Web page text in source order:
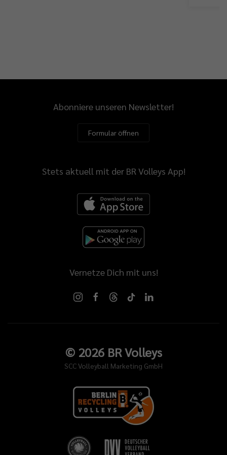
Abonniere unseren Newsletter!
Formular öffnen
Stets aktuell mit der BR Volleys App!
Vernetze Dich mit uns!
© 2026BR Volleys
SCC Volleyball Marketing GmbH